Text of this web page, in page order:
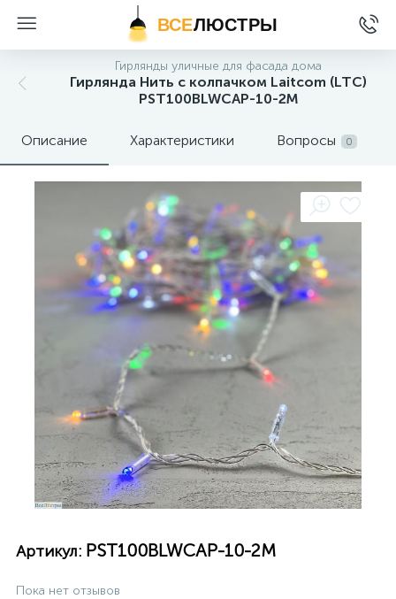
ВСЕЛЮСТРЫ
Гирлянды уличные для фасада дома
Гирлянда Нить с колпачком Laitcom (LTC)
PST100BLWCAP-10-2M
Описание Характеристики Вопросы 0
Артикул: PST100BLWCAP-10-2M
Пока нет отзывов